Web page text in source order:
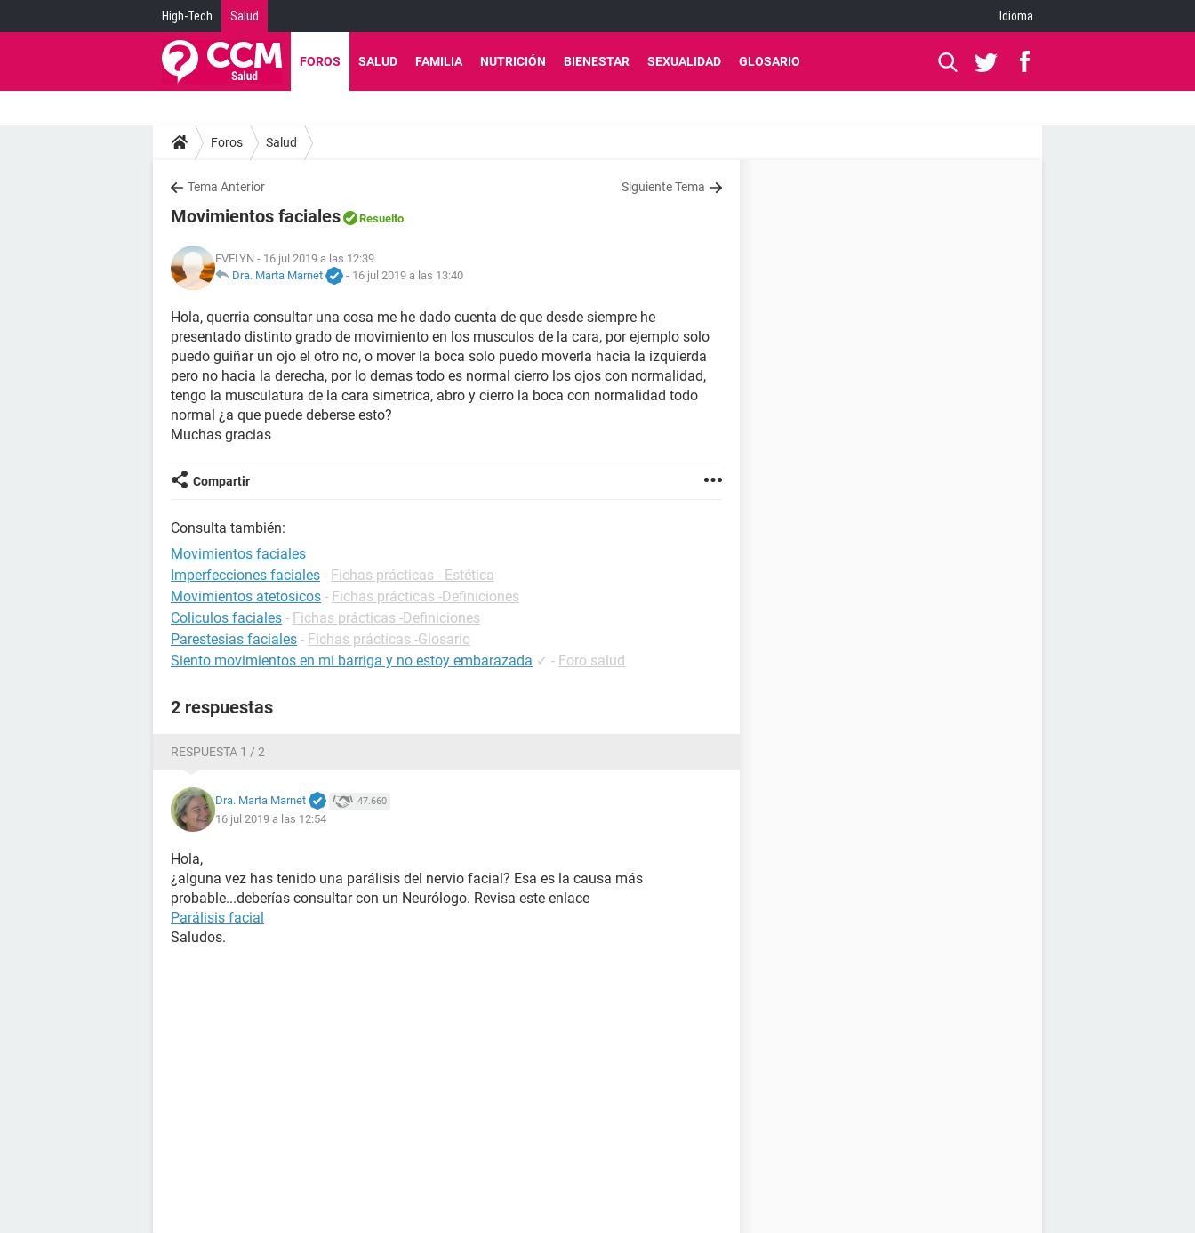
High-Tech Salud Idioma
FOROS SALUD FAMILIA NUTRICIÓN BIENESTAR SEXUALIDAD GLOSARIO
Foros Salud
Tema Anterior Siguiente Tema
Movimientos faciales Resuelto
EVELYN - 16 jul 2019 a las 12:39
Dra. Marta Marnet
- 16 jul 2019 a las 13:40
Hola, querria consultar una cosa me he dado cuenta de que desde siempre he
presentado distinto grado de movimiento en los musculos de la cara, por ejemplo solo
puedo guiñar un ojo el otro no, o mover la boca solo puedo moverla hacia la izquierda
pero no hacia la derecha, por lo demas todo es normal cierro los ojos con normalidad,
tengo la musculatura de la cara simetrica, abro y cierro la boca con normalidad todo
normal ¿a que puede deberse esto?
Muchas gracias
Compartir
Consulta también:
Movimientos faciales
Imperfecciones faciales - Fichas prácticas - Estética
Movimientos atetosicos - Fichas prácticas -Definiciones
Coliculos faciales - Fichas prácticas -Definiciones
Parestesias faciales - Fichas prácticas -Glosario
Siento movimientos en mi barriga y no estoy embarazada ✓ - Foro salud
2 respuestas
RESPUESTA 1 / 2
Dra. Marta Marnet 47.660
16 jul 2019 a las 12:54
Hola,
¿alguna vez has tenido una parálisis del nervio facial? Esa es la causa más
probable...deberías consultar con un Neurólogo. Revisa este enlace
Parálisis facial
Saludos.